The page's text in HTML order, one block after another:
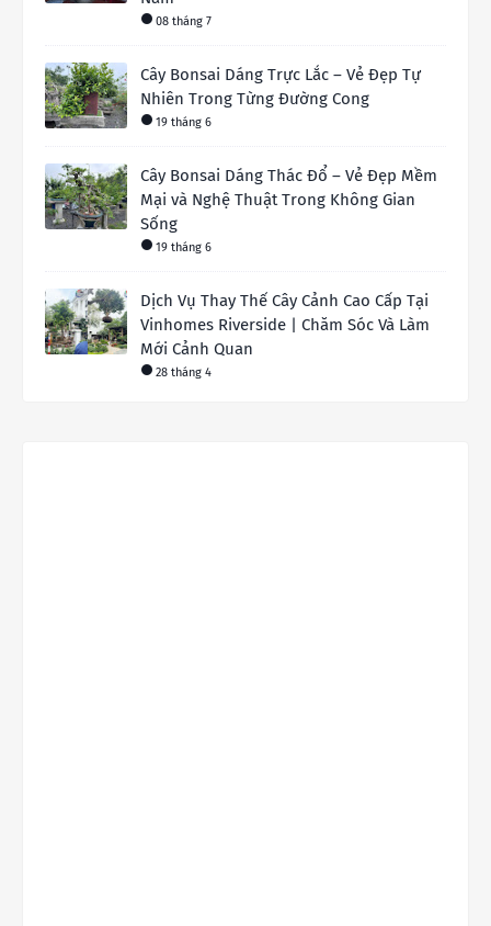
08 tháng 7
Cây Bonsai Dáng Trực Lắc – Vẻ Đẹp Tự
Nhiên Trong Từng Đường Cong
19 tháng 6
Cây Bonsai Dáng Thác Đổ – Vẻ Đẹp Mềm
Mại và Nghệ Thuật Trong Không Gian
Sống
19 tháng 6
Dịch Vụ Thay Thế Cây Cảnh Cao Cấp Tại
Vinhomes Riverside | Chăm Sóc Và Làm
Mới Cảnh Quan
28 tháng 4